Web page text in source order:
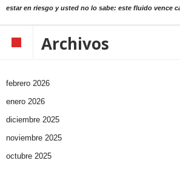
estar en riesgo y usted no lo sabe: este fluido vence
Archivos
febrero 2026
enero 2026
diciembre 2025
noviembre 2025
octubre 2025